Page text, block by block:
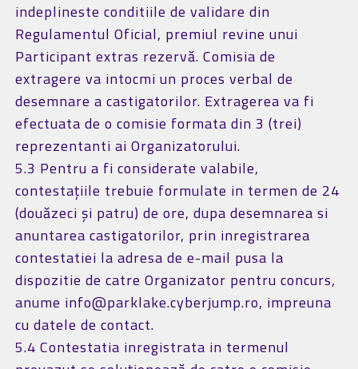
indeplineste conditiile de validare din
Regulamentul Oficial, premiul revine unui
Participant extras rezervă. Comisia de
extragere va intocmi un proces verbal de
desemnare a castigatorilor. Extragerea va fi
efectuata de o comisie formata din 3 (trei)
reprezentanti ai Organizatorului.
5.3 Pentru a fi considerate valabile,
contestațiile trebuie formulate in termen de 24
(douăzeci și patru) de ore, dupa desemnarea si
anuntarea castigatorilor, prin inregistrarea
contestatiei la adresa de e-mail pusa la
dispozitie de catre Organizator pentru concurs,
anume info@parklake.cyberjump.ro, impreuna
cu datele de contact.
5.4 Contestatia inregistrata in termenul